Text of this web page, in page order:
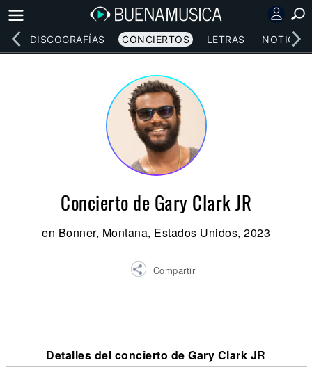
DISCOGRAFÍAS CONCIERTOS LETRAS NOTICIAS
Concierto de Gary Clark JR
en Bonner, Montana, Estados Unidos, 2023
Compartir
Detalles del concierto de Gary Clark JR